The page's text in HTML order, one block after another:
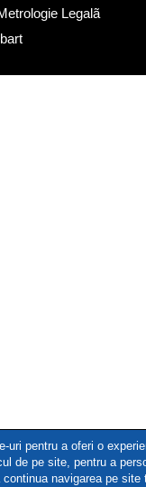
Legalã
uri pentru a oferi o
de pe site, pentru a
navigarea pe